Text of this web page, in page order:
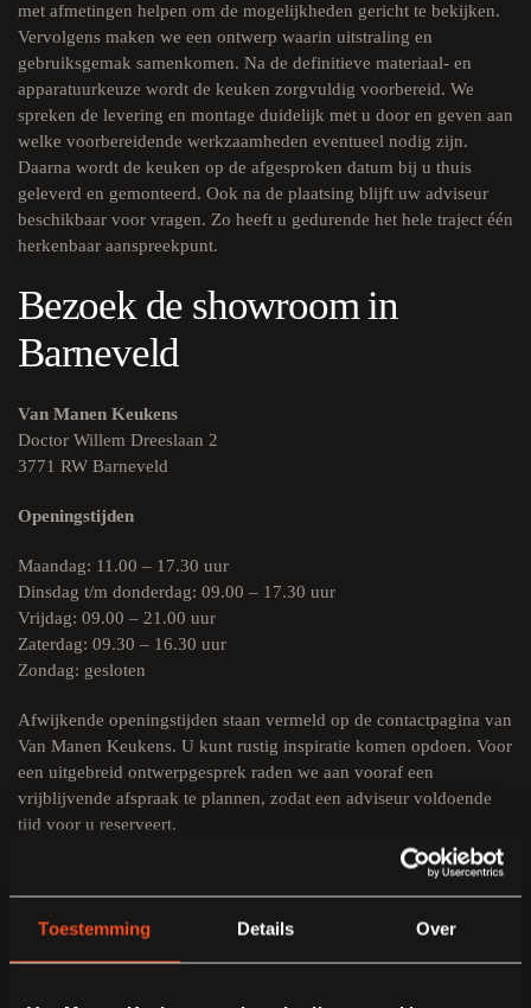
Toestemming Details Over
met afmetingen helpen om de mogelijkheden gericht te bekijken.
Vervolgens maken we een ontwerp waarin uitstraling en
gebruiksgemak samenkomen. Na de definitieve materiaal- en
apparatuurkeuze wordt de keuken zorgvuldig voorbereid. We
spreken de levering en montage duidelijk met u door en geven aan
welke voorbereidende werkzaamheden eventueel nodig zijn.
Daarna wordt de keuken op de afgesproken datum bij u thuis
geleverd en gemonteerd. Ook na de plaatsing blijft uw adviseur
beschikbaar voor vragen. Zo heeft u gedurende het hele traject één
herkenbaar aanspreekpunt.
Bezoek de showroom in
Barneveld
Van Manen Keukens
Doctor Willem Dreeslaan 2
3771 RW Barneveld
Openingstijden
Maandag: 11.00 – 17.30 uur
Dinsdag t/m donderdag: 09.00 – 17.30 uur
Vrijdag: 09.00 – 21.00 uur
Zaterdag: 09.30 – 16.30 uur
Zondag: gesloten
Afwijkende openingstijden staan vermeld op de contactpagina van
Van Manen Keukens. U kunt rustig inspiratie komen opdoen. Voor
een uitgebreid ontwerpgesprek raden we aan vooraf een
vrijblijvende afspraak te plannen, zodat een adviseur voldoende
tijd voor u reserveert.
Plan een gratis adviesgesprek en ontdek welke keuken bij uw
woning past.
Veelgestelde vragen